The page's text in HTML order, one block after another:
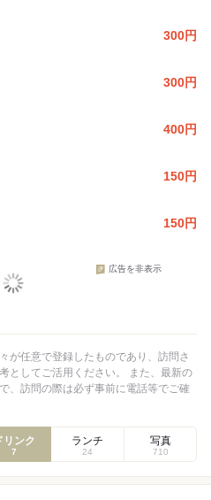
300円
300円
400円
150円
150円
広告を非表示
が任意で登録 したものであり、 訪問さ
としてご活用ください。 また、最新の
、訪問の際は必ず事前に電話等でご確
リンク
7
ランチ
24
写真
710